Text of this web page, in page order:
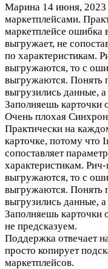
Марина 14 июня, 2023
маркетплейсами.
маркетплейсе ошибка
выгружает, не
по характеристикам.
выгружаются, то с
выгружаются. Понять
выгрузились данные,
Заполняешь карточки
Очень плохая
Практически на
карточке, потому что
сопоставляет
характеристикам. Рич-
выгружаются, то с
выгружаются. Понять
выгрузились данные,
Заполняешь карточки
не предсказуем.
Поддержка отвечает
просто копирует
маркетплейсов.